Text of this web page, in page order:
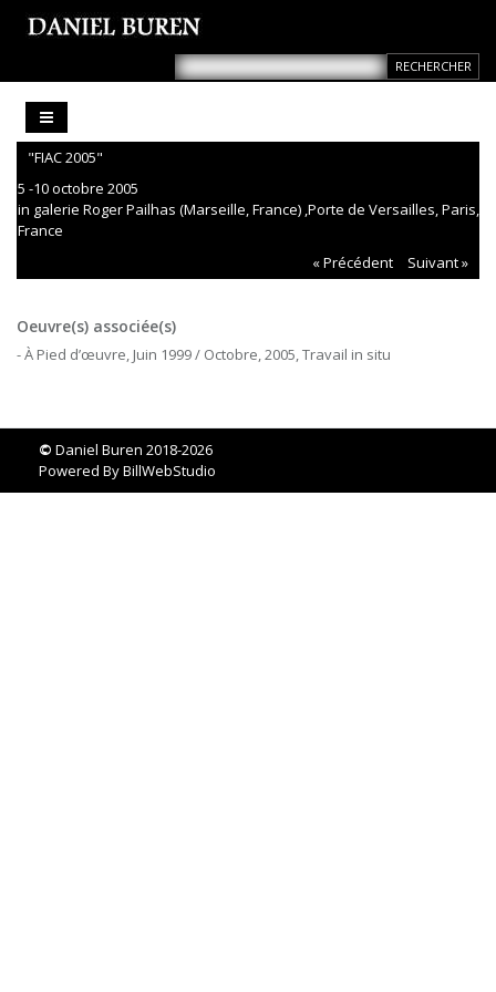
"FIAC 2005"
5 -10 octobre 2005
in galerie Roger Pailhas (Marseille, France) ,Porte de Versailles, Paris,
France
« Précédent
Suivant »
Oeuvre(s) associée(s)
- À Pied d’œuvre, Juin 1999 / Octobre, 2005, Travail in situ
© Daniel Buren 2018-2026
Powered ByBillWebStudio